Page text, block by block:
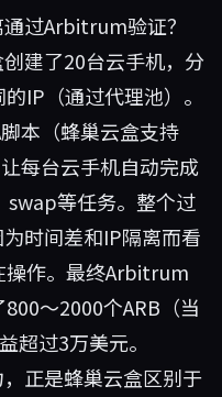
过Arbitrum验证？
创建了20台云手机，分
IP（通过代理池）。
本（蜂巢云盒支持
每台云手机自动完成
等任务。整个过
时间差和IP隔离而看
操作。最终Arbitrum
～2000个ARB（当
超过3万美元。
正是蜂巢云盒区别于